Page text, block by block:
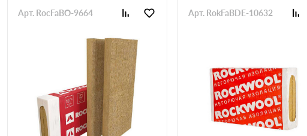
Арт. RocFaBO-9664 Арт. RokFaBDE-10632